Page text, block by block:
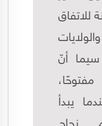
للاتفاق
سيما أنّ
يبدأ
نجاح